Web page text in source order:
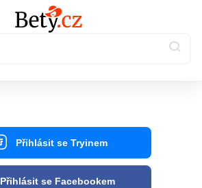
Přihlásit se Tryinem
Přihlásit se Facebookem